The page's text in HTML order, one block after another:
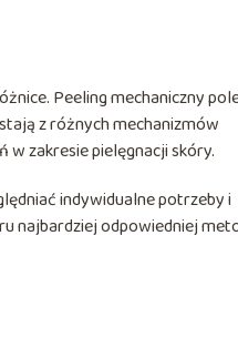
Peeling mechaniczny
z różnych mechanizmów
zakresie pielęgnacji skóry.
indywidualne potrzeby i
najbardziej odpowiedniej